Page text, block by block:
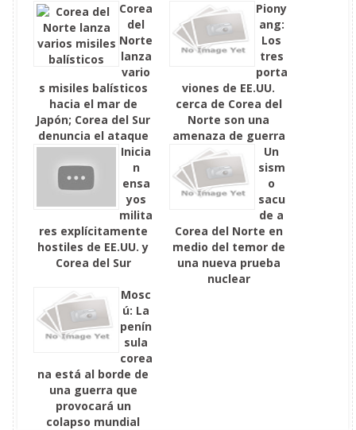
Corea
del
Norte
lanza
vario
s misiles balísticos
hacia el mar de
Japón; Corea del Sur
denuncia el ataque
Piony
ang:
Los
tres
porta
viones de EE.UU.
cerca de Corea del
Norte son una
amenaza de guerra
nuclear
Inicia
n
ensa
yos
milita
res explícitamente
hostiles de EE.UU. y
Corea del Sur
Un
sism
o
sacu
de a
Corea del Norte en
medio del temor de
una nueva prueba
nuclear
Mosc
ú: La
penín
sula
corea
na está al borde de
una guerra que
provocará un
colapso mundial